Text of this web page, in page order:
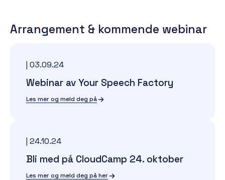
Arrangement & kommende webinar
| 03.09.24
Webinar av Your Speech Factory
Les mer og meld deg på
| 24.10.24
Bli med på CloudCamp 24. oktober
Les mer og meld deg på her